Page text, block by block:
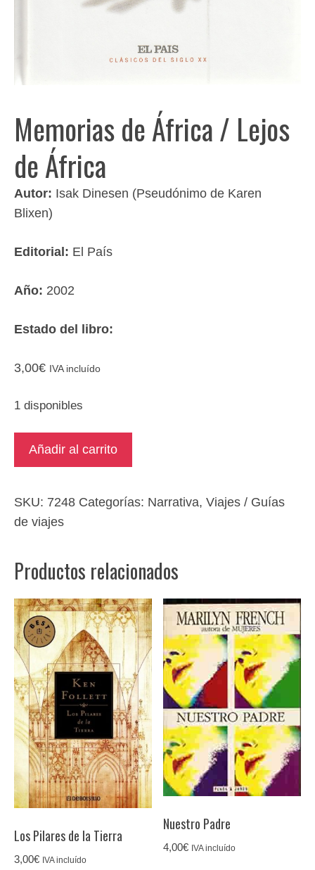
Memorias de África / Lejos
de África
Autor: Isak Dinesen (Pseudónimo de Karen
Blixen)
Editorial: El País
Año: 2002
Estado del libro:
3,00€ IVA incluído
1 disponibles
Memorias
/
Lejos
África
cantidad
Añadir al carrito
SKU: 7248 Categorías: Narrativa, Viajes / Guías
de viajes
Productos relacionados
Los Pilares de la Tierra
3,00€ IVA incluído
Nuestro Padre
4,00€ IVA incluído